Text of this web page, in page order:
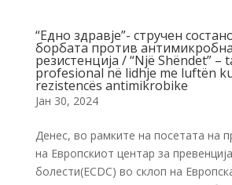
“Едно здравје”- стручен
борбата против
резистенцијa / “Një Shëndet” –
profesional në lidhje me luftën
rezistencës antimikrobike
Јан 30, 2024
Денес, во рамките на посетата на
на Европскиот центар за
болести(ECDC) во склоп на